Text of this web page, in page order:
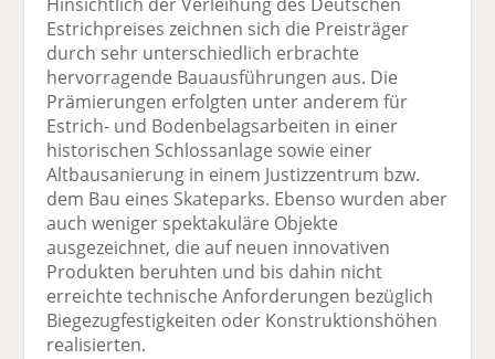
Estrichpreises zeichnen sich die Preisträger
durch sehr unterschiedlich erbrachte
hervorragende Bauausführungen aus. Die
Prämierungen erfolgten unter anderem für
Estrich- und Bodenbelagsarbeiten in einer
historischen Schlossanlage sowie einer
Altbausanierung in einem Justizzentrum bzw.
dem Bau eines Skateparks. Ebenso wurden aber
auch weniger spektakuläre Objekte
ausgezeichnet, die auf neuen innovativen
Produkten beruhten und bis dahin nicht
erreichte technische Anforderungen bezüglich
Biegezugfestigkeiten oder Konstruktionshöhen
realisierten.